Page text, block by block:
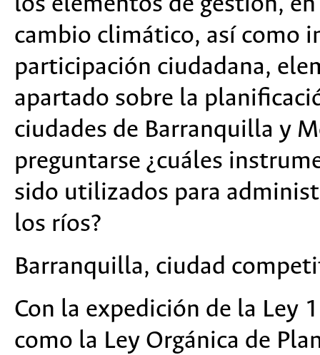
cambio climático, así como
participación ciudadana,
apartado sobre la
ciudades de Barranquilla y
preguntarse ¿cuáles
sido utilizados para
los ríos?
Barranquilla, ciudad
Con la expedición de la Ley
como la Ley Orgánica de